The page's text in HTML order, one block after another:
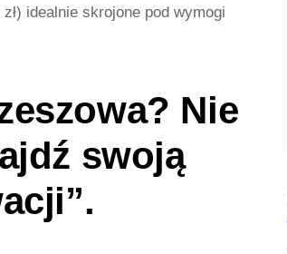
idealnie skrojone pod wymogi
Nie
swoją